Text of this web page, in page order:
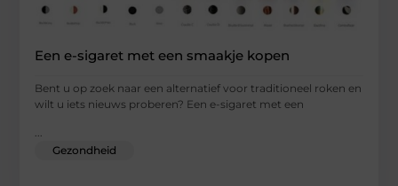
Een e-sigaret met een smaakje kopen
Bent u op zoek naar een alternatief voor traditioneel roken en
wilt u iets nieuws proberen? Een e-sigaret met een
...
Gezondheid